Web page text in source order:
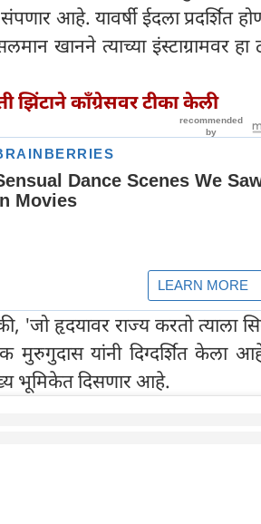
आहे. यावर्षी ईदला प्रदर्शित
खानने त्याच्या इंस्टाग्रामवर हा
झिंटाने काँग्रेसवर टीका केली
'जो हृदयावर राज्य करतो त्याला
मुरुगुदास यांनी दिग्दर्शित केला
भूमिकेत दिसणार आहे.